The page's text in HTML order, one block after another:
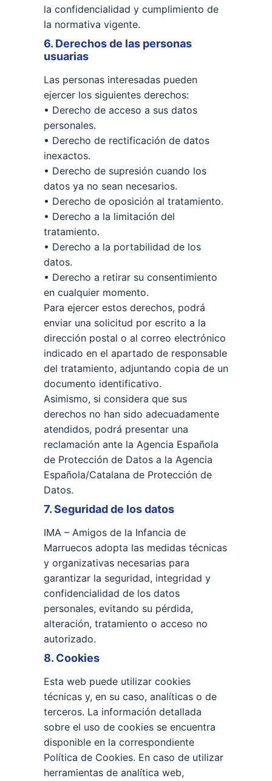
la confidencialidad y cumplimiento de
la normativa vigente.
6. Derechos de las personas
usuarias
Las personas interesadas pueden
ejercer los siguientes derechos:
• Derecho de acceso a sus datos
personales.
• Derecho de rectificación de datos
inexactos.
• Derecho de supresión cuando los
datos ya no sean necesarios.
• Derecho de oposición al tratamiento.
• Derecho a la limitación del
tratamiento.
• Derecho a la portabilidad de los
datos.
• Derecho a retirar su consentimiento
en cualquier momento.
Para ejercer estos derechos, podrá
enviar una solicitud por escrito a la
dirección postal o al correo electrónico
indicado en el apartado de responsable
del tratamiento, adjuntando copia de un
documento identificativo.
Asimismo, si considera que sus
derechos no han sido adecuadamente
atendidos, podrá presentar una
reclamación ante la Agencia Española
de Protección de Datos a la Agencia
Española/Catalana de Protección de
Datos.
7. Seguridad de los datos
IMA – Amigos de la Infancia de
Marruecos adopta las medidas técnicas
y organizativas necesarias para
garantizar la seguridad, integridad y
confidencialidad de los datos
personales, evitando su pérdida,
alteración, tratamiento o acceso no
autorizado.
8. Cookies
Esta web puede utilizar cookies
técnicas y, en su caso, analíticas o de
terceros. La información detallada
sobre el uso de cookies se encuentra
disponible en la correspondiente
Política de Cookies. En caso de utilizar
herramientas de analítica web,